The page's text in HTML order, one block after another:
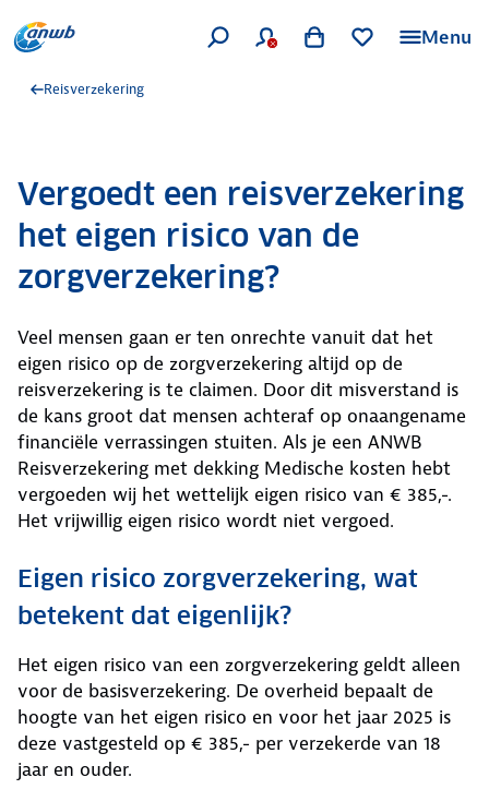
Menu
Reisverzekering
Vergoedt een reisverzekering
het eigen risico van de
zorgverzekering?
Veel mensen gaan er ten onrechte vanuit dat het
eigen risico op de zorgverzekering altijd op de
reisverzekering is te claimen. Door dit misverstand is
de kans groot dat mensen achteraf op onaangename
financiële verrassingen stuiten. Als je een ANWB
Reisverzekering met dekking Medische kosten hebt
vergoeden wij het wettelijk eigen risico van € 385,-.
Het vrijwillig eigen risico wordt niet vergoed.
Eigen risico zorgverzekering, wat
betekent dat eigenlijk?
Het eigen risico van een zorgverzekering geldt alleen
voor de basisverzekering. De overheid bepaalt de
hoogte van het eigen risico en voor het jaar 2025 is
deze vastgesteld op € 385,- per verzekerde van 18
jaar en ouder.